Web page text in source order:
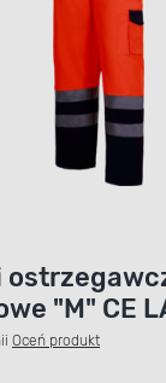
"M" CE
Oceń produkt